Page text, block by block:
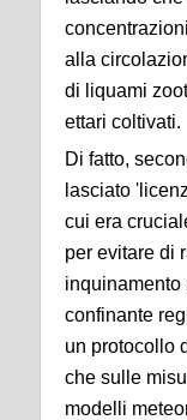
alla
di liquami
ettari coltivati.
Di fatto,
lasciato
cui era
per evitare di
inquinamento
confinante
un protocollo
che sulle
modelli